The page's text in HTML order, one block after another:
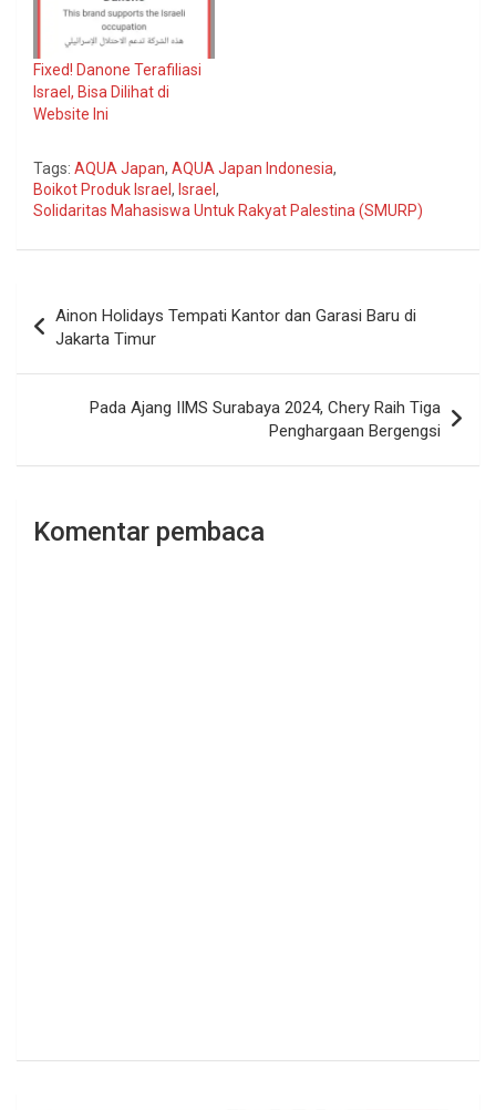
Fixed! Danone Terafiliasi
Israel, Bisa Dilihat di
Website Ini
Tags: AQUA Japan, AQUA Japan Indonesia,
Boikot Produk Israel , Israel ,
Solidaritas Mahasiswa Untuk Rakyat Palestina (SMURP)
pos
Ainon Holidays Tempati Kantor dan Garasi Baru di
Jakarta Timur
Pada Ajang IIMS Surabaya 2024, Chery Raih Tiga
Penghargaan Bergengsi
Komentar pembaca